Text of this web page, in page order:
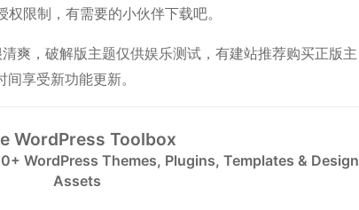
限制，有需要的小伙伴下载吧。
爽，破解版主题仅供娱乐测试，有建站推荐购买正版主
享受新功能更新。
WordPress Toolbox
WordPress Themes, Plugins, Templates & Design
Assets